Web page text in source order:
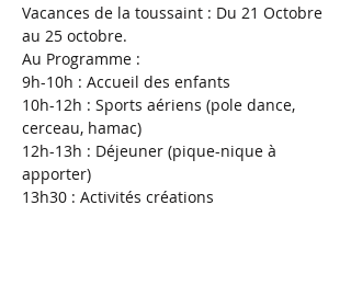
Vacances de la toussaint : Du 21 Octobre
au 25 octobre.
Au Programme :
9h-10h : Accueil des enfants
10h-12h : Sports aériens (pole dance,
cerceau, hamac)
12h-13h : Déjeuner (pique-nique à
apporter)
13h30 : Activités créations